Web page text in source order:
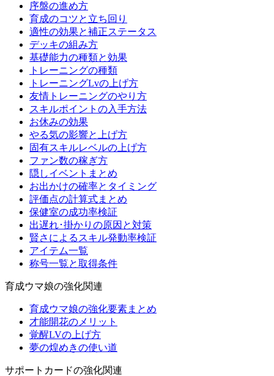
序盤の進め方
育成のコツと立ち回り
適性の効果と補正ステータス
デッキの組み方
基礎能力の種類と効果
トレーニングの種類
トレーニングLvの上げ方
友情トレーニングのやり方
スキルポイントの入手方法
お休みの効果
やる気の影響と上げ方
固有スキルレベルの上げ方
ファン数の稼ぎ方
隠しイベントまとめ
お出かけの確率とタイミング
評価点の計算式まとめ
保健室の成功率検証
出遅れ･掛かりの原因と対策
賢さによるスキル発動率検証
アイテム一覧
称号一覧と取得条件
育成ウマ娘の強化関連
育成ウマ娘の強化要素まとめ
才能開花のメリット
覚醒LVの上げ方
夢の煌めきの使い道
サポートカードの強化関連